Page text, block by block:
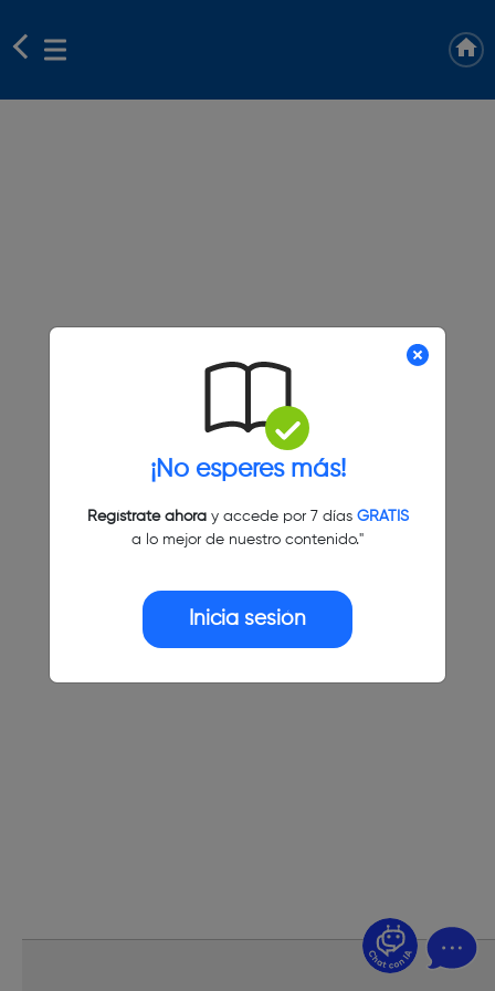
¡No esperes más!
Regístrate ahoray accede por 7 días GRATIS
a lo mejor de nuestro contenido."
Inicia sesión